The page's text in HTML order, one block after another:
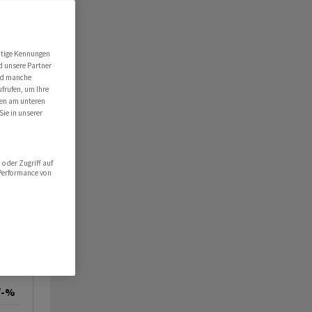
%
Kennungen
unsere Partner
manche
um Ihre
am unteren
in unserer
oder Zugriff auf
von